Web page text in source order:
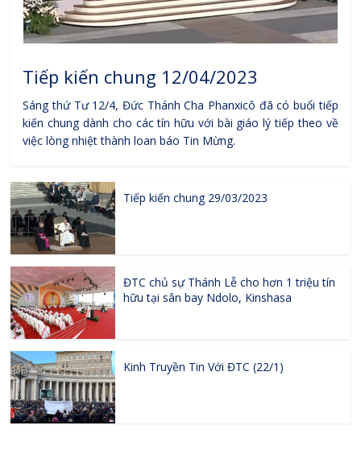
Tiếp kiến chung 12/04/2023
Sáng thứ Tư 12/4, Đức Thánh Cha Phanxicô đã có buổi tiếp
kiến chung dành cho các tín hữu với bài giáo lý tiếp theo về
việc lòng nhiệt thành loan báo Tin Mừng.
Tiếp kiến chung 29/03/2023
ĐTC chủ sự Thánh Lễ cho hơn 1 triệu tín
hữu tại sân bay Ndolo, Kinshasa
Kinh Truyền Tin Với ĐTC (22/1)